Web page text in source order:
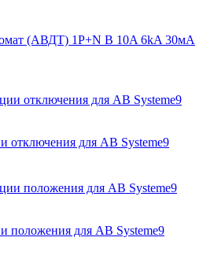
(АВДТ) 1P+N B 10A 6kA 30мА
отключения для АВ Systeme9
положения для АВ Systeme9